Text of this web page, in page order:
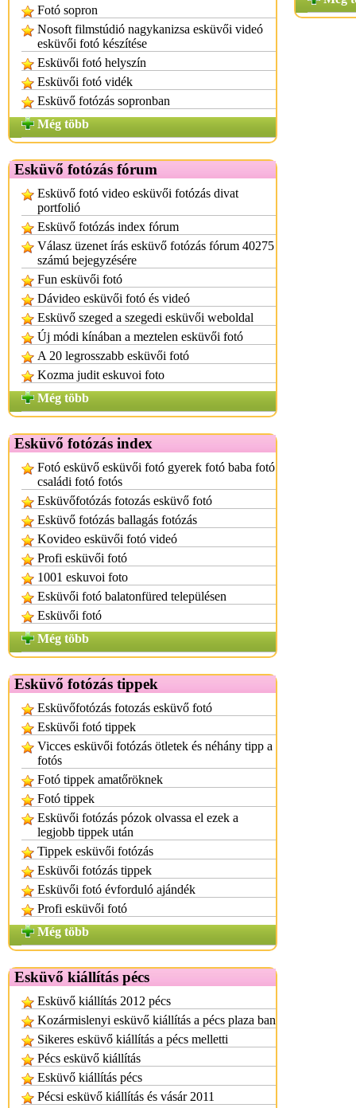
Fotó sopron
Nosoft filmstúdió nagykanizsa esküvői videó
esküvői fotó készítése
Esküvői fotó helyszín
Esküvői fotó vidék
Esküvő fotózás sopronban
Még több
Esküvő fotózás fórum
Esküvő fotó video esküvői fotózás divat
portfolió
Esküvő fotózás index fórum
Válasz üzenet írás esküvő fotózás fórum 40275
számú bejegyzésére
Fun esküvői fotó
Dávideo esküvői fotó és videó
Esküvő szeged a szegedi esküvői weboldal
Új módi kínában a meztelen esküvői fotó
A 20 legrosszabb esküvői fotó
Kozma judit eskuvoi foto
Még több
Esküvő fotózás index
Fotó esküvő esküvői fotó gyerek fotó baba fotó
családi fotó fotós
Esküvőfotózás fotozás esküvő fotó
Esküvő fotózás ballagás fotózás
Kovideo esküvői fotó videó
Profi esküvői fotó
1001 eskuvoi foto
Esküvői fotó balatonfüred településen
Esküvői fotó
Még több
Esküvő fotózás tippek
Esküvőfotózás fotozás esküvő fotó
Esküvői fotó tippek
Vicces esküvői fotózás ötletek és néhány tipp a
fotós
Fotó tippek amatőröknek
Fotó tippek
Esküvői fotózás pózok olvassa el ezek a
legjobb tippek után
Tippek esküvői fotózás
Esküvői fotózás tippek
Esküvői fotó évforduló ajándék
Profi esküvői fotó
Még több
Esküvő kiállítás pécs
Esküvő kiállítás 2012 pécs
Kozármislenyi esküvő kiállítás a pécs plaza ban
Sikeres esküvő kiállítás a pécs melletti
Pécs esküvő kiállítás
Esküvő kiállítás pécs
Pécsi esküvő kiállítás és vásár 2011